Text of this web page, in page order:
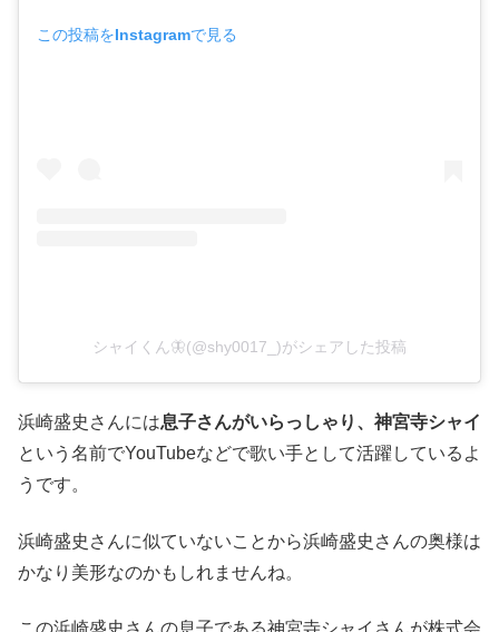
この投稿をInstagramで見る
シャイくん🦋(@shy0017_)がシェアした投稿
浜崎盛史さんには息子さんがいらっしゃり、神宮寺シャイ
という名前でYouTubeなどで歌い手として活躍しているよ
うです。
浜崎盛史さんに似ていないことから浜崎盛史さんの奥様は
かなり美形なのかもしれませんね。